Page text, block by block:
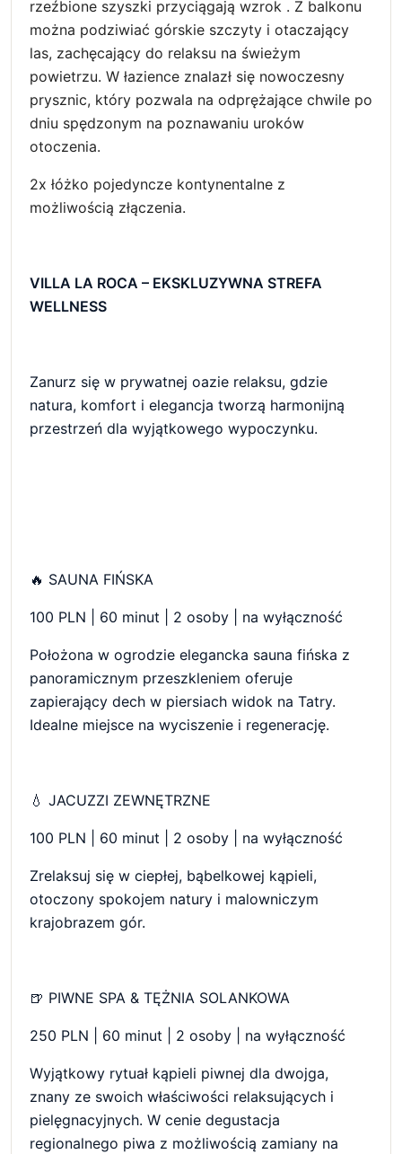
rzeźbione szyszki przyciągają wzrok . Z balkonu
można podziwiać górskie szczyty i otaczający
las, zachęcający do relaksu na świeżym
powietrzu. W łazience znalazł się nowoczesny
prysznic, który pozwala na odprężające chwile po
dniu spędzonym na poznawaniu uroków
otoczenia.
2x łóżko pojedyncze kontynentalne z
możliwością złączenia.
VILLA LA ROCA – EKSKLUZYWNA STREFA
WELLNESS
Zanurz się w prywatnej oazie relaksu, gdzie
natura, komfort i elegancja tworzą harmonijną
przestrzeń dla wyjątkowego wypoczynku.
🔥 SAUNA FIŃSKA
100 PLN | 60 minut | 2 osoby | na wyłączność
Położona w ogrodzie elegancka sauna fińska z
panoramicznym przeszkleniem oferuje
zapierający dech w piersiach widok na Tatry.
Idealne miejsce na wyciszenie i regenerację.
💧 JACUZZI ZEWNĘTRZNE
100 PLN | 60 minut | 2 osoby | na wyłączność
Zrelaksuj się w ciepłej, bąbelkowej kąpieli,
otoczony spokojem natury i malowniczym
krajobrazem gór.
🍺 PIWNE SPA & TĘŻNIA SOLANKOWA
250 PLN | 60 minut | 2 osoby | na wyłączność
Wyjątkowy rytuał kąpieli piwnej dla dwojga,
znany ze swoich właściwości relaksujących i
pielęgnacyjnych. W cenie degustacja
regionalnego piwa z możliwością zamiany na